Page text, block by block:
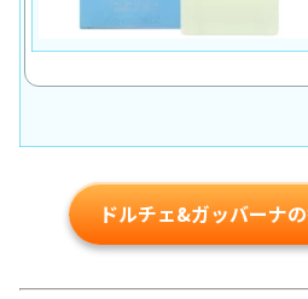
ドルチェ&ガッバーナ